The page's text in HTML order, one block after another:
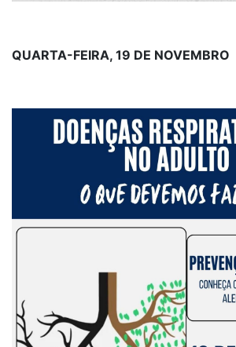
QUARTA-FEIRA, 19 DE NOVEMBRO